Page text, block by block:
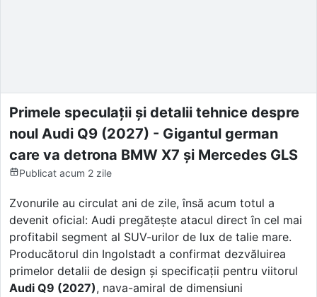
Primele speculații și detalii tehnice despre
noul Audi Q9 (2027) - Gigantul german
care va detrona BMW X7 și Mercedes GLS
Publicat acum 2 zile
Zvonurile au circulat ani de zile, însă acum totul a
devenit oficial: Audi pregătește atacul direct în cel mai
profitabil segment al SUV-urilor de lux de talie mare.
Producătorul din Ingolstadt a confirmat dezvăluirea
primelor detalii de design și specificații pentru viitorul
Audi Q9 (2027), nava-amiral de dimensiuni